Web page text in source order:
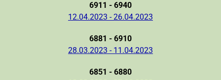
6911 - 6940
12.04.2023 - 26.04.2023
6881 - 6910
28.03.2023 - 11.04.2023
6851 - 6880